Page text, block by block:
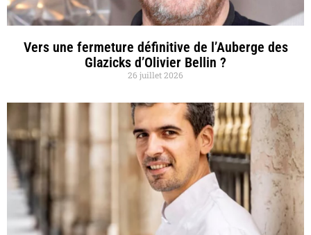
Vers une fermeture définitive de l’Auberge des
Glazicks d’Olivier Bellin ?
26 juillet 2026